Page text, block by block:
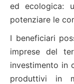
ed ecologica:
potenziare le
I beneficiari
imprese del
investimento in
produttivi in